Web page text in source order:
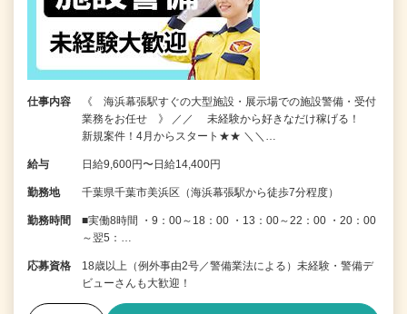
仕事内容
《 海浜幕張駅すぐの大型施設・展示場での施設警備・受付
業務をお任せ 》 ／／ 未経験から好きなだけ稼げる！
新規案件！4月からスタート★★ ＼＼…
給与 日給9,600円〜日給14,400円
勤務地 千葉県千葉市美浜区（海浜幕張駅から徒歩7分程度）
勤務時間
■実働8時間 ・9：00～18：00 ・13：00～22：00 ・20：00
～翌5：…
応募資格
18歳以上（例外事由2号／警備業法による）未経験・警備デ
ビューさんも大歓迎！